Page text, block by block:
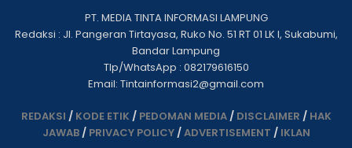
PT. MEDIA TINTA INFORMASI LAMPUNG
Redaksi : Jl. Pangeran Tirtayasa, Ruko No. 51 RT 01 LK I, Sukabumi,
Bandar Lampung
Tlp/WhatsApp : 082179616150
Email: Tintainformasi2@gmail.com
REDAKSI / KODE ETIK / PEDOMAN MEDIA/ DISCLAIMER / HAK
JAWAB/ PRIVACY POLICY/ADVERTISEMENT / IKLAN